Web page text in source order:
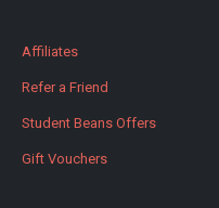
Affiliates
Refer a Friend
Student Beans Offers
Gift Vouchers